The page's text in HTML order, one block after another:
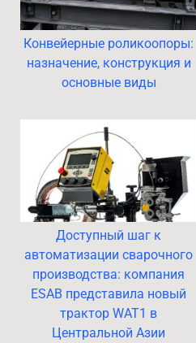
Конвейерные роликоопоры:
назначение, конструкция и
основные виды
Доступный шаг к
автоматизации сварочного
производства: компания
ESAB представила новый
трактор WAT1 в
Центральной Азии